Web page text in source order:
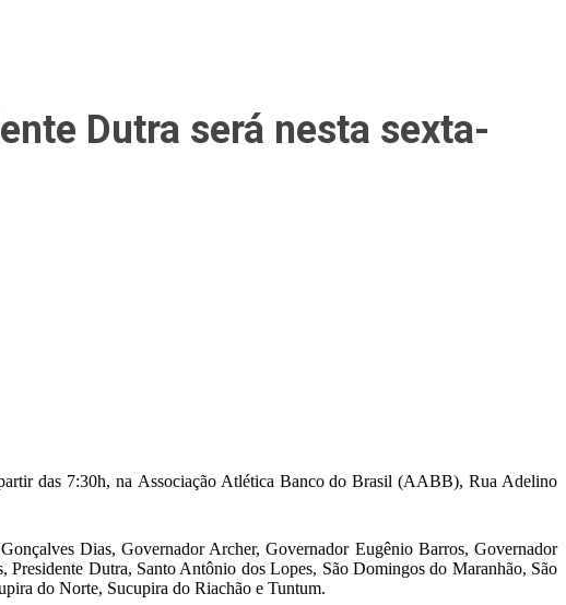
Dutra será nesta sexta-
das 7:30h, na Associação Atlética Banco do Brasil (AABB), Rua Adelino
Dias, Governador Archer, Governador Eugênio Barros, Governador
Dutra, Santo Antônio dos Lopes, São Domingos do Maranhão, São
do Norte, Sucupira do Riachão e Tuntum.